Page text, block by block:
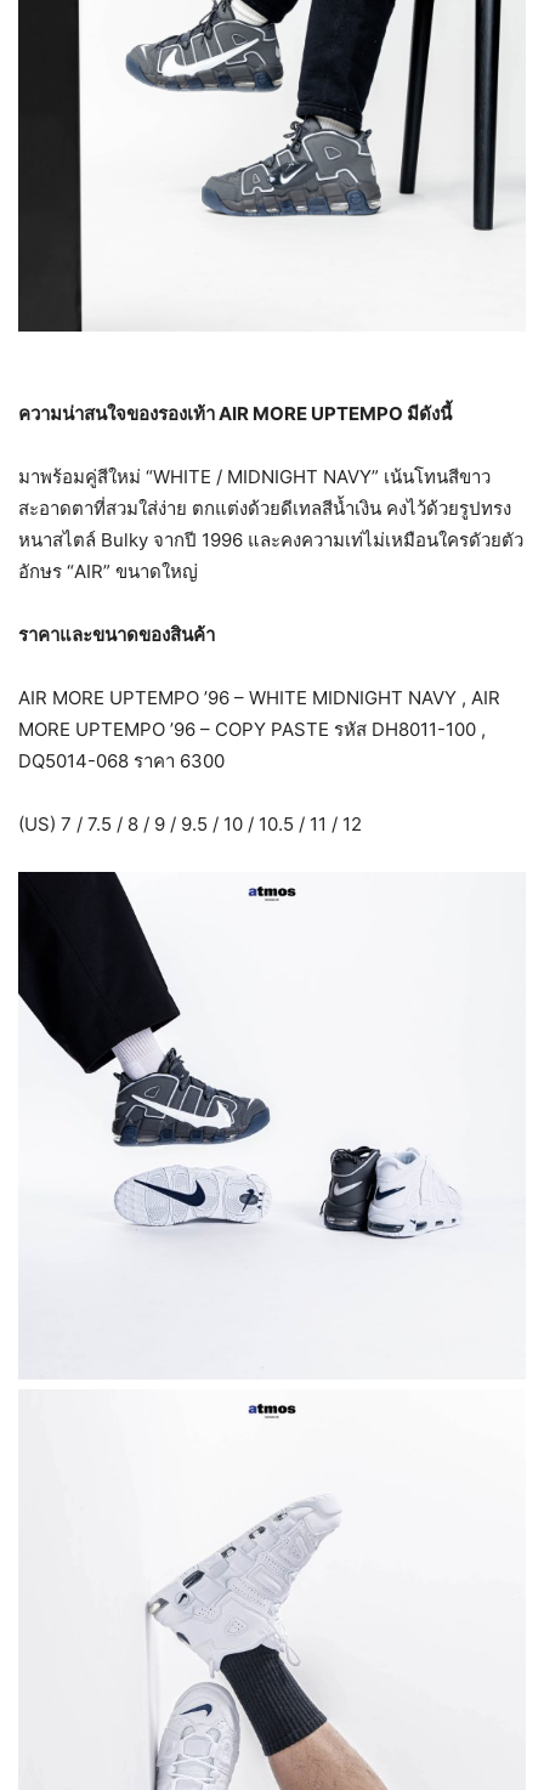
ความน่าสนใจของรองเท้าAIR MORE UPTEMPO มีดังนี้
มาพร้อมคู่สีใหม่ “WHITE / MIDNIGHT NAVY” เน้นโทนสีขาว
สะอาดตาที่สวมใส่ง่าย ตกแต่งด้วยดีเทลสีน้ำเงิน คงไว้ด้วยรูปทรง
หนาสไตล์ Bulky จากปี 1996 และคงความเท่ไม่เหมือนใครดัวยตัว
อักษร “AIR” ขนาดใหญ่
ราคาและขนาดของสินค้า
AIR MORE UPTEMPO ’96 – WHITE MIDNIGHT NAVY , AIR
MORE UPTEMPO ’96 – COPY PASTE รหัส DH8011-100 ,
DQ5014-068 ราคา 6300
(US) 7 / 7.5 / 8 / 9 / 9.5 / 10 / 10.5 / 11 / 12